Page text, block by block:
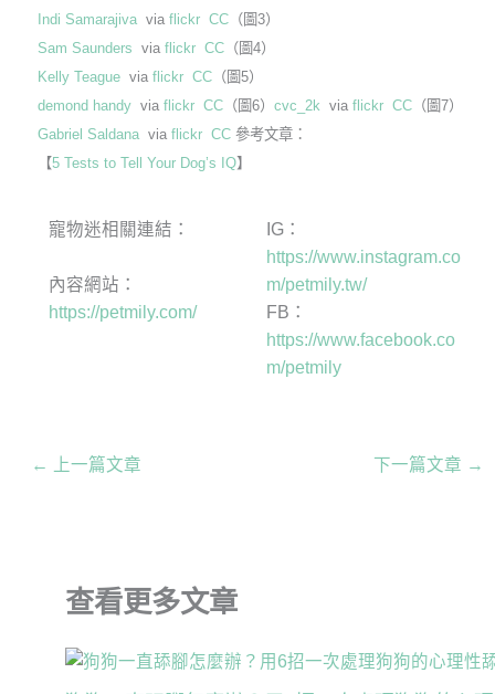
Indi Samarajivavia flickr CC（圖3）
Sam Saunders via flickr CC（圖4）
Kelly Teaguevia flickr CC（圖5）
demond handyvia flickr CC（圖6） cvc_2k via flickr CC（圖7）
Gabriel Saldanavia flickr CC 參考文章：
【5 Tests to Tell Your Dog’s IQ】
寵物迷相關連結：
內容網站：
https://petmily.com/
IG：
https://www.instagram.co
m/petmily.tw/
FB：
https://www.facebook.co
m/petmily
← 上一篇文章 下一篇文章 →
查看更多文章